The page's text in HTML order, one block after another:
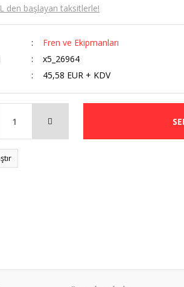
den başlayan taksitlerle!
Fren ve Ekipmanları
x5_26964
45,58 EUR + KDV